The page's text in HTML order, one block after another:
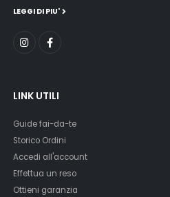
LEGGI DI PIU'
LINK UTILI
Guide fai-da-te
Storico Ordini
Accedi all'account
Effettua un reso
Ottieni garanzia